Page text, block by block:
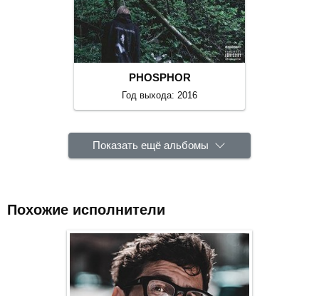
PHOSPHOR
Год выхода: 2016
Показать ещё альбомы
Похожие исполнители